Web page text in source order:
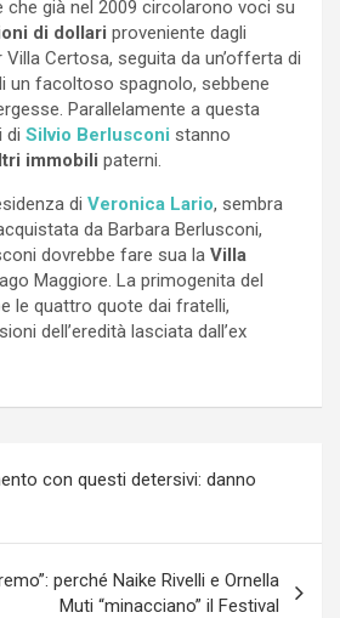
che già nel 2009 circolarono voci su
di dollari proveniente dagli
Villa Certosa, seguita da un’offerta di
un facoltoso spagnolo, sebbene
Parallelamente a questa
di Silvio Berlusconi stanno
immobili paterni.
di Veronica Lario, sembra
da Barbara Berlusconi,
dovrebbe fare sua la Villa
Maggiore. La primogenita del
le quattro quote dai fratelli,
dell’eredità lasciata dall’ex
con questi detersivi: danno
perché Naike Rivelli e Ornella
Muti “minacciano” il Festival